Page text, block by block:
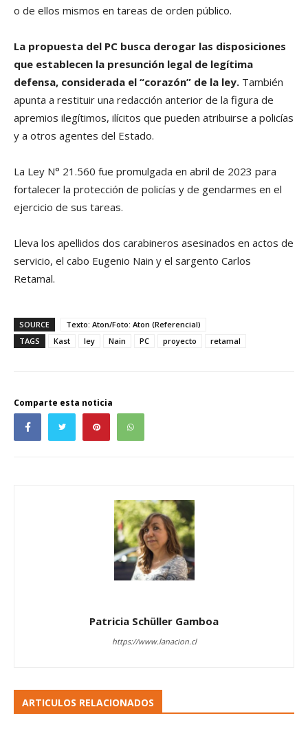
o de ellos mismos en tareas de orden público.
La propuesta del PC busca derogar las disposiciones
que establecen la presunción legal de legítima
defensa, considerada el “corazón” de la ley. También
apunta a restituir una redacción anterior de la figura de
apremios ilegítimos, ilícitos que pueden atribuirse a policías
y a otros agentes del Estado.
La Ley N° 21.560 fue promulgada en abril de 2023 para
fortalecer la protección de policías y de gendarmes en el
ejercicio de sus tareas.
Lleva los apellidos dos carabineros asesinados en actos de
servicio, el cabo Eugenio Nain y el sargento Carlos
Retamal.
SOURCE
Texto: Aton/Foto: Aton (Referencial)
TAGS
Kast ley Nain PC proyecto retamal
Comparte esta noticia
Patricia Schüller Gamboa
https://www.lanacion.cl
ARTICULOS RELACIONADOS